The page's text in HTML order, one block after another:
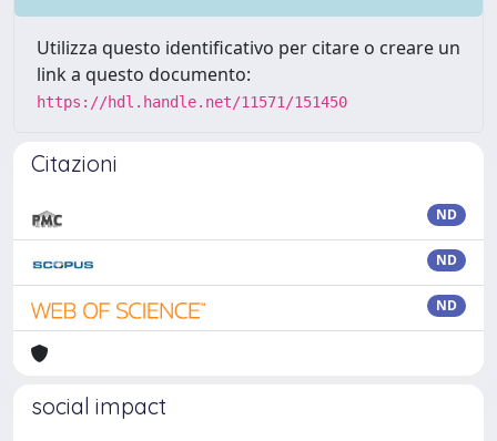
Utilizza questo identificativo per citare o creare un
link a questo documento:
https://hdl.handle.net/11571/151450
Citazioni
ND
ND
ND
social impact